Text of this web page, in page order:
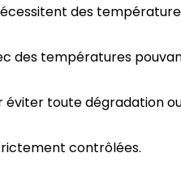
des
des températures
éviter toute dégradation
contrôlées.